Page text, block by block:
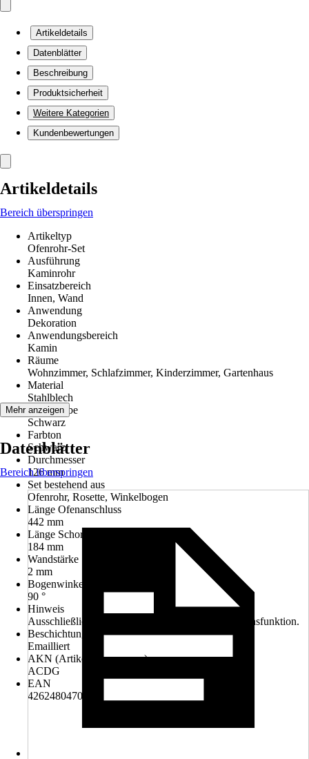
Artikeldetails
Datenblätter
Beschreibung
Produktsicherheit
Weitere Kategorien
Kundenbewertungen
Artikeldetails
Bereich überspringen
Artikeltyp
Ofenrohr-Set
Ausführung
Kaminrohr
Einsatzbereich
Innen, Wand
Anwendung
Dekoration
Anwendungsbereich
Kamin
Räume
Wohnzimmer, Schlafzimmer, Kinderzimmer, Gartenhaus
Material
Stahlblech
Grundfarbe
Schwarz
Farbton
Schwarz
Durchmesser
126 mm
Set bestehend aus
Ofenrohr, Rosette, Winkelbogen
Länge Ofenanschluss
442 mm
Länge Schornsteinanschluss
184 mm
Wandstärke
2 mm
Bogenwinkel
90 °
Hinweis
Ausschließlich für Elektrokamine. Reine Dekorationsfunktion.
Beschichtung
Emailliert
AKN (Artikelkurznummer)
ACDG
EAN
4262480470209
Mehr anzeigen
Datenblätter
Bereich überspringen